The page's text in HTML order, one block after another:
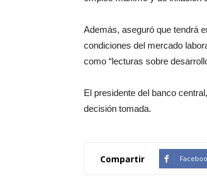
Además, aseguró que tendrá
condiciones del mercado
como “lecturas sobre
El presidente del banco
decisión tomada.
Compartir